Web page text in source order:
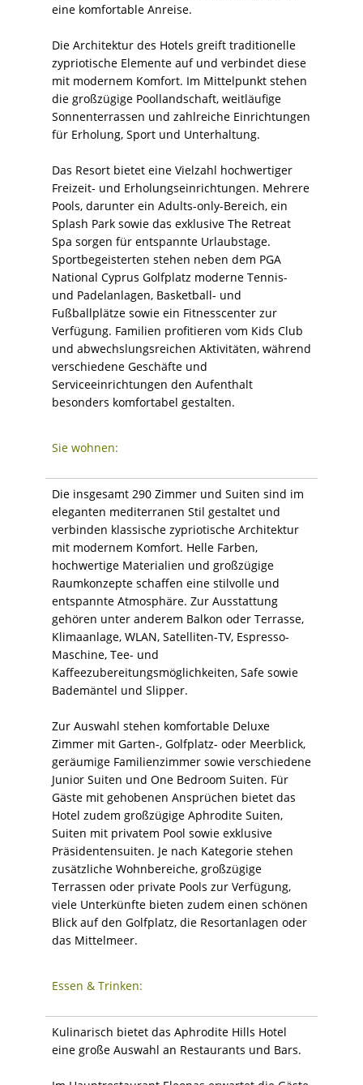
eine komfortable Anreise.
Die Architektur des Hotels greift traditionelle
zypriotische Elemente auf und verbindet diese
mit modernem Komfort. Im Mittelpunkt stehen
die großzügige Poollandschaft, weitläufige
Sonnenterrassen und zahlreiche Einrichtungen
für Erholung, Sport und Unterhaltung.
Das Resort bietet eine Vielzahl hochwertiger
Freizeit- und Erholungseinrichtungen. Mehrere
Pools, darunter ein Adults-only-Bereich, ein
Splash Park sowie das exklusive The Retreat
Spa sorgen für entspannte Urlaubstage.
Sportbegeisterten stehen neben dem PGA
National Cyprus Golfplatz moderne Tennis-
und Padelanlagen, Basketball- und
Fußballplätze sowie ein Fitnesscenter zur
Verfügung. Familien profitieren vom Kids Club
und abwechslungsreichen Aktivitäten, während
verschiedene Geschäfte und
Serviceeinrichtungen den Aufenthalt
besonders komfortabel gestalten.
Sie wohnen:
Die insgesamt 290 Zimmer und Suiten sind im
eleganten mediterranen Stil gestaltet und
verbinden klassische zypriotische Architektur
mit modernem Komfort. Helle Farben,
hochwertige Materialien und großzügige
Raumkonzepte schaffen eine stilvolle und
entspannte Atmosphäre. Zur Ausstattung
gehören unter anderem Balkon oder Terrasse,
Klimaanlage, WLAN, Satelliten-TV, Espresso-
Maschine, Tee- und
Kaffeezubereitungsmöglichkeiten, Safe sowie
Bademäntel und Slipper.
Zur Auswahl stehen komfortable Deluxe
Zimmer mit Garten-, Golfplatz- oder Meerblick,
geräumige Familienzimmer sowie verschiedene
Junior Suiten und One Bedroom Suiten. Für
Gäste mit gehobenen Ansprüchen bietet das
Hotel zudem großzügige Aphrodite Suiten,
Suiten mit privatem Pool sowie exklusive
Präsidentensuiten. Je nach Kategorie stehen
zusätzliche Wohnbereiche, großzügige
Terrassen oder private Pools zur Verfügung,
viele Unterkünfte bieten zudem einen schönen
Blick auf den Golfplatz, die Resortanlagen oder
das Mittelmeer.
Essen & Trinken:
Kulinarisch bietet das Aphrodite Hills Hotel
eine große Auswahl an Restaurants und Bars.